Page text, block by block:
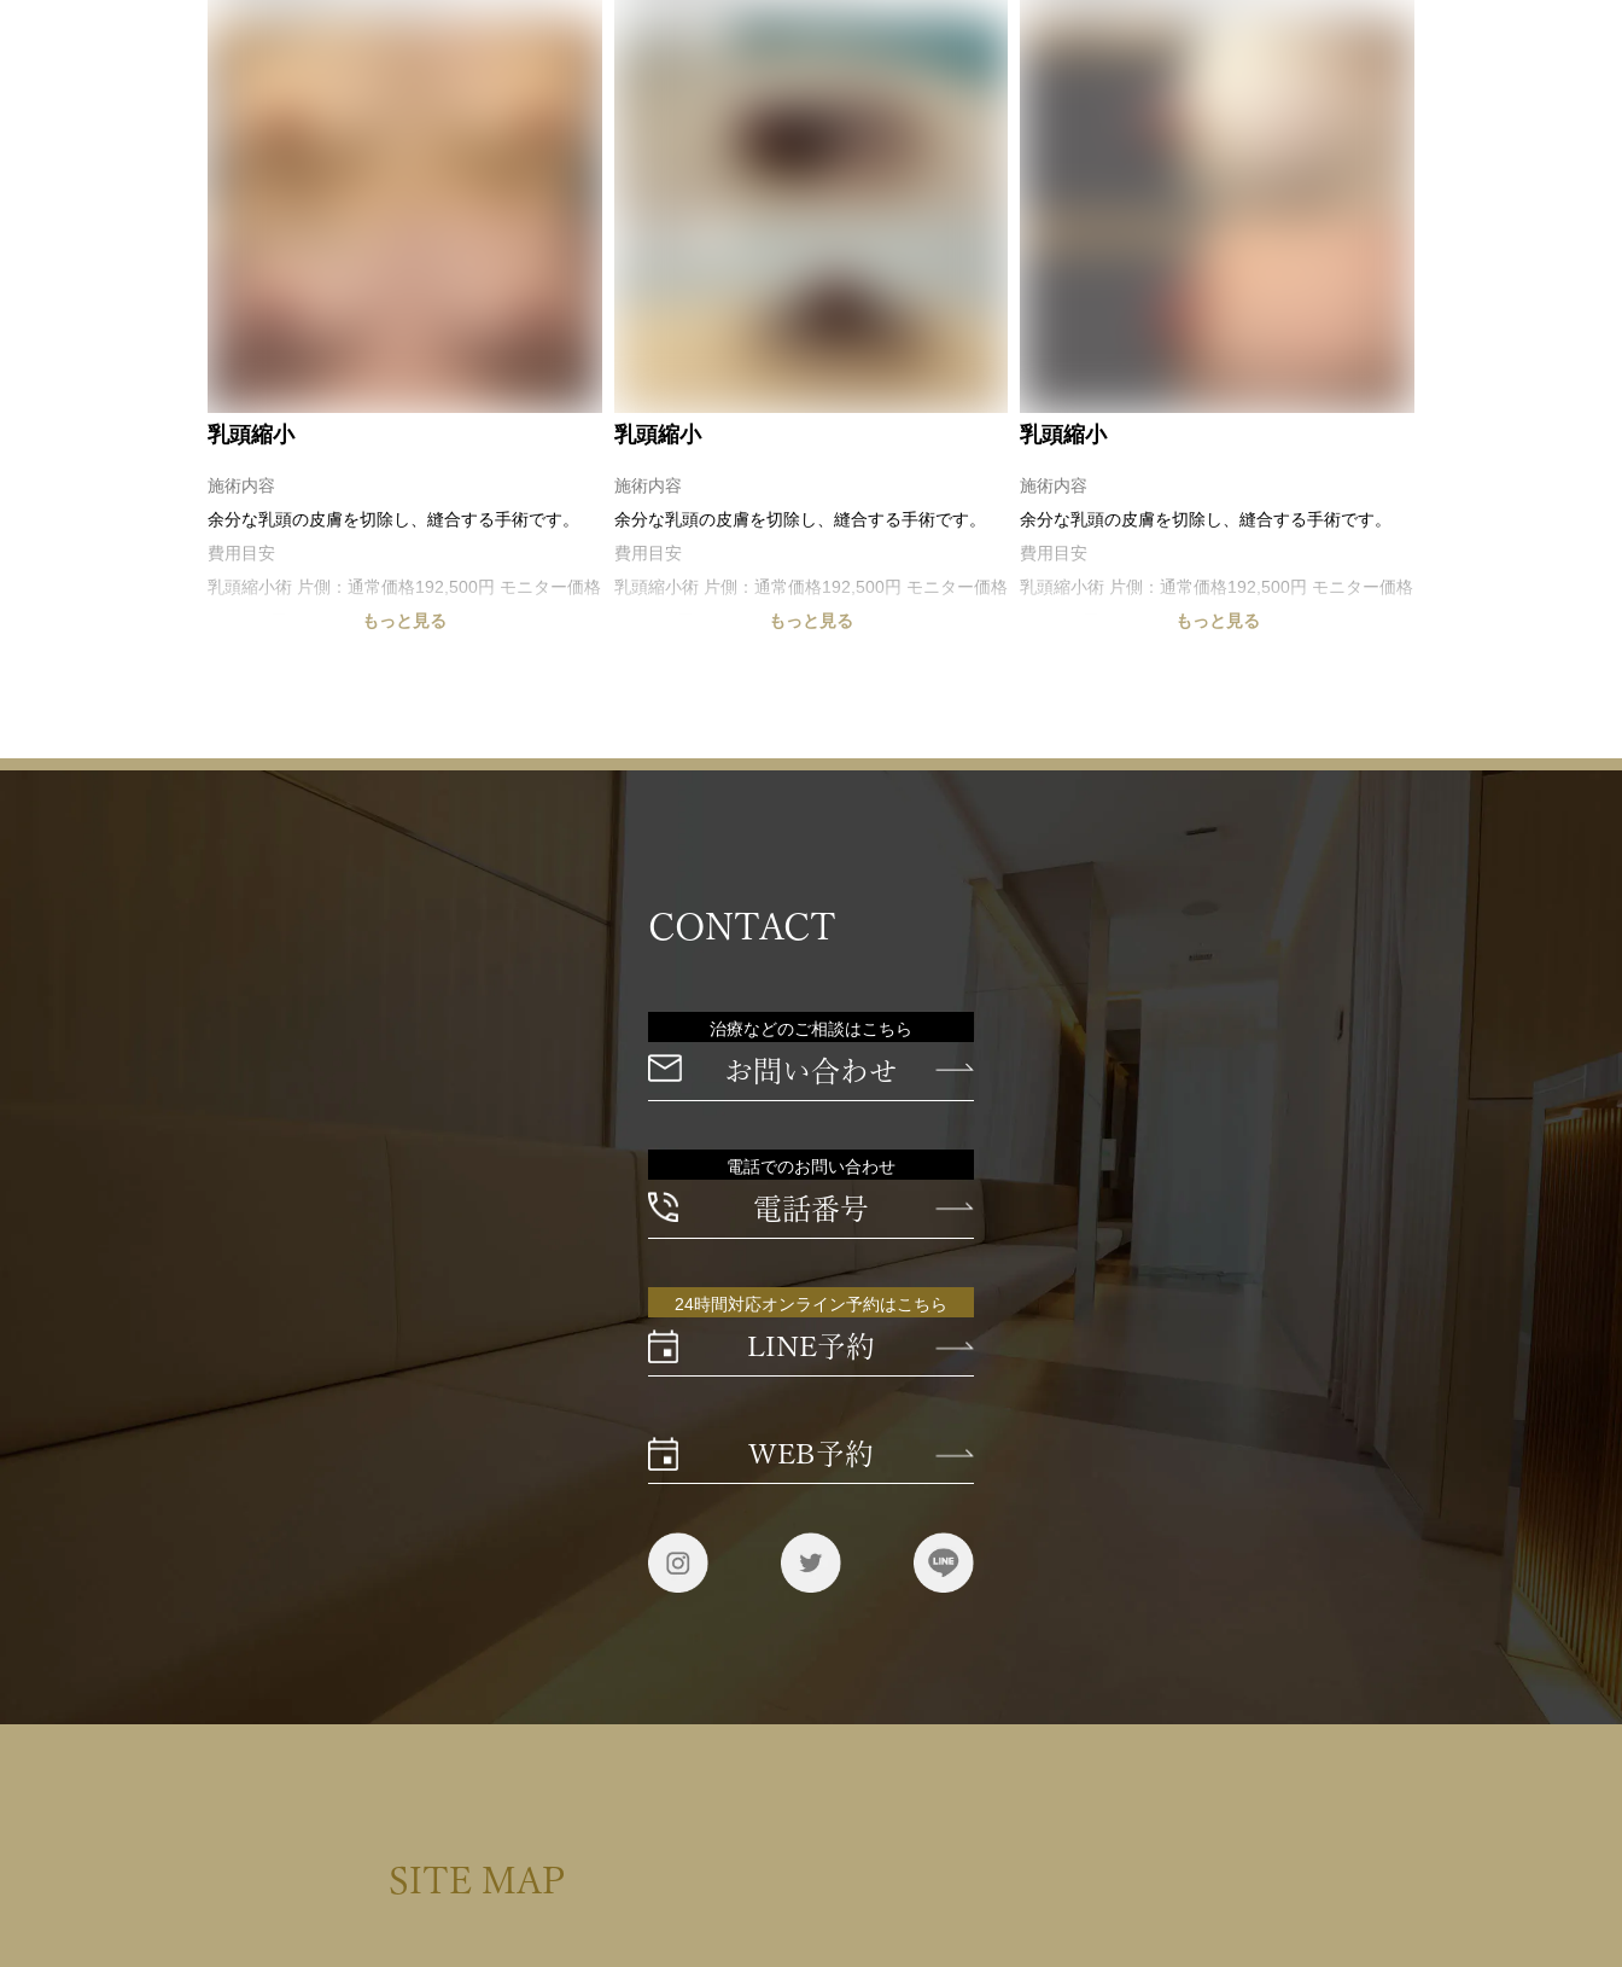
乳頭縮小
施術内容
余分な乳頭の皮膚を切除し、縫合する手術です。
費用目安
乳頭縮小術 片側：通常価格192,500円 モニター価格
感染、血腫、内出血、瘢痕、ケロイド、色素沈着、
アレルギー、感覚麻痺等
もっと見る
乳頭縮小
施術内容
余分な乳頭の皮膚を切除し、縫合する手術です。
費用目安
乳頭縮小術 片側：通常価格192,500円 モニター価格
感染、血腫、内出血、瘢痕、ケロイド、色素沈着、
もっと見る
乳頭縮小
施術内容
余分な乳頭の皮膚を切除し、縫合する手術です。
費用目安
乳頭縮小術 片側：通常価格192,500円 モニター価格
感染、血腫、内出血、瘢痕、ケロイド、色素沈着、
もっと見る
CONTACT
治療などのご相談はこちら
お問い合わせ
電話でのお問い合わせ
電話番号
24時間対応オンライン予約はこちら
LINE予約
WEB予約
SITE MAP